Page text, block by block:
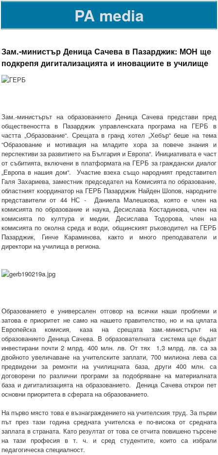
PA media
Зам.-министър Деница Сачева в Пазарджик: МОН ще
подкрепя дигитализацията и иновациите в училище
Зам.-министърът на образованието Деница Сачева представи пред
обществеността в Пазарджик управленската програма на ГЕРБ в
частта „Образование“. Срещата в гранд хотел „Хебър“ беше на тема
“Образование и мотивация на младите хора за повече знания и
перспективи за развитието на България и Европа“. Инициативата е част
от събитията, включени в платформата на ГЕРБ за граждански диалог
„Европа в нашия дом“. Участие взеха също народният представител
Галя Захариева, заместник председател на Комисията по образование,
областният координатор на ГЕРБ Пазарджик Найден Шопов, народните
представители от 44 НС - Даниела Малешкова, която е член на
комисията по образование и наука, Десислава Костадинова, член на
комисията по култура и медии, Десислава Тодорова, член на
комисията по околна среда и води, общинският ръководител на ГЕРБ
Пазарджик, Гинче Караминова, както и много преподаватели и
директори на училища в региона.
Образованието е универсален отговор на всички наши проблеми и
затова е приоритет не само на нашето правителство, но и на цялата
Европейска комисия, каза на срещата зам.-министърът на
образованието Деница Сачева. В образователната система ще бъдат
инвестирани почти 2 млрд. 400 млн. лв. От тях 1,3 млрд. лв. са за
двойното увеличаване на учителските заплати, 700 милиона лева са
предвидени за ремонти на училищната база, други 400 млн. са
договорени по различни програми за подобряване на материалната
база и дигитализацията на образованието. Деница Сачева открои пет
основни приоритета в сферата на образованието.
На първо място това е възнаграждението на учителския труд. За първи
път през тази година средната учителска е по-висока от средната
заплата в страната. Като резултат от това се отчита повишено търсене
на тази професия в т. ч. и сред студентите, които са избрали
педагогическа специалност.